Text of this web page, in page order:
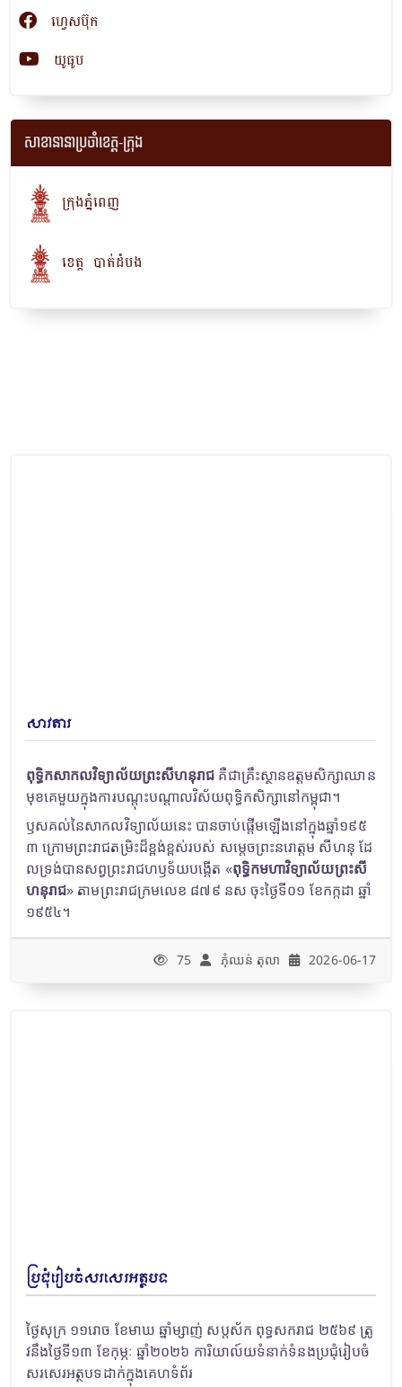
ហ្វេសប៊ុក
យូធូប
សាខានានាប្រចាំខេត្ត​-ក្រុង
ក្រុងភ្នំពេញ
ខេត្ត បាត់ដំបង
សាវតារ
ពុទ្ធិកសាកលវិទ្យាល័យព្រះសីហនុរាជ គឺជាគ្រឹះស្ថានឧត្តមសិក្សាឈាន
មុខគេមួយក្នុងការបណ្តុះបណ្តាលវិស័យពុទ្ធិកសិក្សានៅកម្ពុជា។
ឫសគល់នៃសាកលវិទ្យាល័យនេះ បានចាប់ផ្តើមឡើងនៅក្នុងឆ្នាំ១៩៥
៣ ក្រោមព្រះរាជតម្រិះដ៏ខ្ពង់ខ្ពស់របស់ សម្តេចព្រះនរោត្តម សីហនុ ដែ
លទ្រង់បានសព្វព្រះរាជហឫទ័យបង្កើត «ពុទ្ធិកមហាវិទ្យាល័យព្រះសី
ហនុរាជ» តាមព្រះរាជក្រមលេខ ៨៧៩ នស ចុះថ្ងៃទី០១ ខែកក្កដា ឆ្នាំ
១៩៥៤។
75 ភុំឈន់​ តុលា 2026-06-17
ប្រជុំរៀបចំសរសេរអត្ថបទ
ថ្ងៃសុក្រ ១១រោច ខែមាឃ ឆ្នាំម្សាញ់ សប្តស័ក ពុទ្ធសករាជ ២៥៦៩ ត្រូ
វនឹងថ្ងៃទី១៣ ខែកុម្ភៈ ឆ្នាំ២០២៦ ការិយាល៍យទំនាក់ទំនងប្រជុំរៀបចំ
សរសេរអត្ថបទដាក់ក្នុងគេហទំព័រ